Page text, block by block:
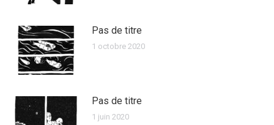
Pas de titre
1 octobre 2020
Pas de titre
1 juin 2020